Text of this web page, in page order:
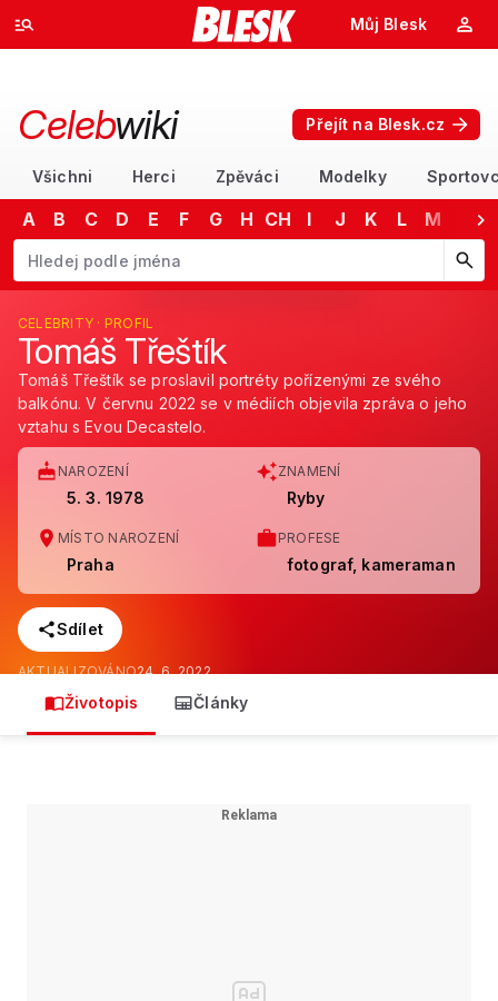
Můj Blesk
Celebwiki Přejít na Blesk.cz
Všichni Herci Zpěváci Modelky
A B C D E F G H CH I J K L M
Začněte psát jméno. Šipkami dolů a nahoru procházejte návrhy,
CELEBRITY · PROFIL
Tomáš Třeštík
Tomáš Třeštík se proslavil portréty pořízenými ze svého
balkónu. V červnu 2022 se v médiích objevila zpráva o jeho
vztahu s Evou Decastelo.
NAROZENÍ
5. 3. 1978
ZNAMENÍ
Ryby
MÍSTO NAROZENÍ
Praha
PROFESE
fotograf, kameraman
Sdílet
AKTUALIZOVÁNO24. 6. 2022
Životopis Články